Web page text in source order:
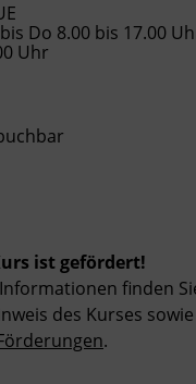
Do 8.00 bis 17.00
Uhr
ist gefördert!
finden
des Kurses
.